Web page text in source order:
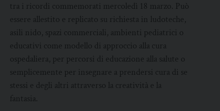
tra i ricordi commemorati mercoledì 18 marzo. Può
essere allestito e replicato su richiesta in ludoteche,
asili nido, spazi commerciali, ambienti pediatrici o
educativi come modello di approccio alla cura
ospedaliera, per percorsi di educazione alla salute o
semplicemente per insegnare a prendersi cura di se
stessi e degli altri attraverso la creatività e la
fantasia.